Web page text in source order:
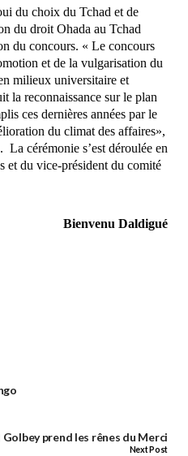
du choix du Tchad et de
du droit Ohada au Tchad
du concours. « Le concours
et de la vulgarisation du
milieux universitaire et
la reconnaissance sur le plan
ces dernières années par le
du climat des affaires»,
cérémonie s’est déroulée en
et du vice-président du comité
Bienvenu Daldigué
prend les rênes du Merci
Next Post